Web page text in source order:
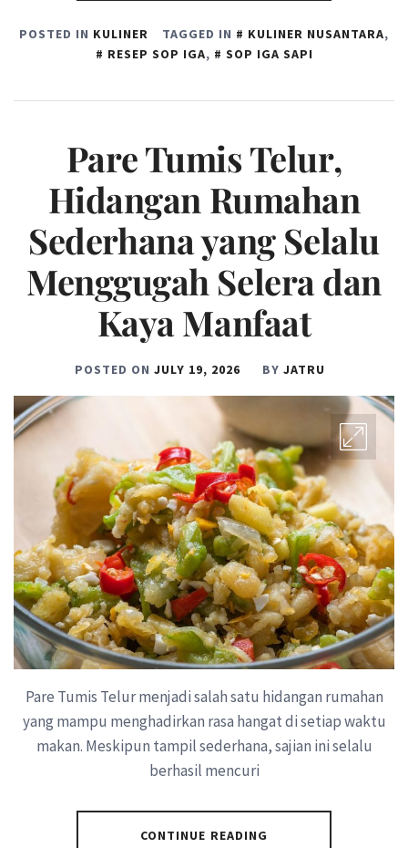
POSTED IN KULINER TAGGED IN KULINER NUSANTARA,
RESEP SOP IGA, SOP IGA SAPI
Pare Tumis Telur,
Hidangan Rumahan
Sederhana yang Selalu
Menggugah Selera dan
Kaya Manfaat
POSTED ON JULY 19, 2026 BY JATRU
Pare Tumis Telur menjadi salah satu hidangan rumahan
yang mampu menghadirkan rasa hangat di setiap waktu
makan. Meskipun tampil sederhana, sajian ini selalu
berhasil mencuri
CONTINUE READING